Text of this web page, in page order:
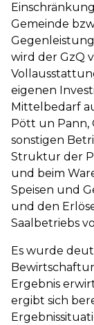
Gemeinde
wird der GzQ
eigenen
Mittelbedarf
Pött un Pann,
sonstigen
Struktur der
und beim
Speisen und
und den
Saalbetriebs
Es wurde
Ergebnis
ergibt sich